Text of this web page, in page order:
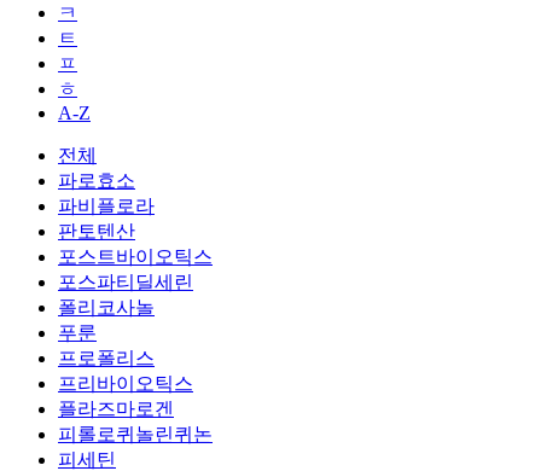
ㅋ
ㅌ
ㅍ
ㅎ
A-Z
전체
파로효소
파비플로라
판토텐산
포스트바이오틱스
포스파티딜세린
폴리코사놀
푸룬
프로폴리스
프리바이오틱스
플라즈마로겐
피롤로퀴놀린퀴논
피세틴